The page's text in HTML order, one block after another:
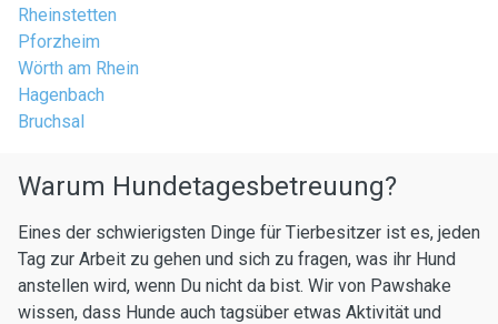
Rheinstetten
Pforzheim
Wörth am Rhein
Hagenbach
Bruchsal
Warum Hundetagesbetreuung?
Eines der schwierigsten Dinge für Tierbesitzer ist es, jeden
Tag zur Arbeit zu gehen und sich zu fragen, was ihr Hund
anstellen wird, wenn Du nicht da bist. Wir von Pawshake
wissen, dass Hunde auch tagsüber etwas Aktivität und